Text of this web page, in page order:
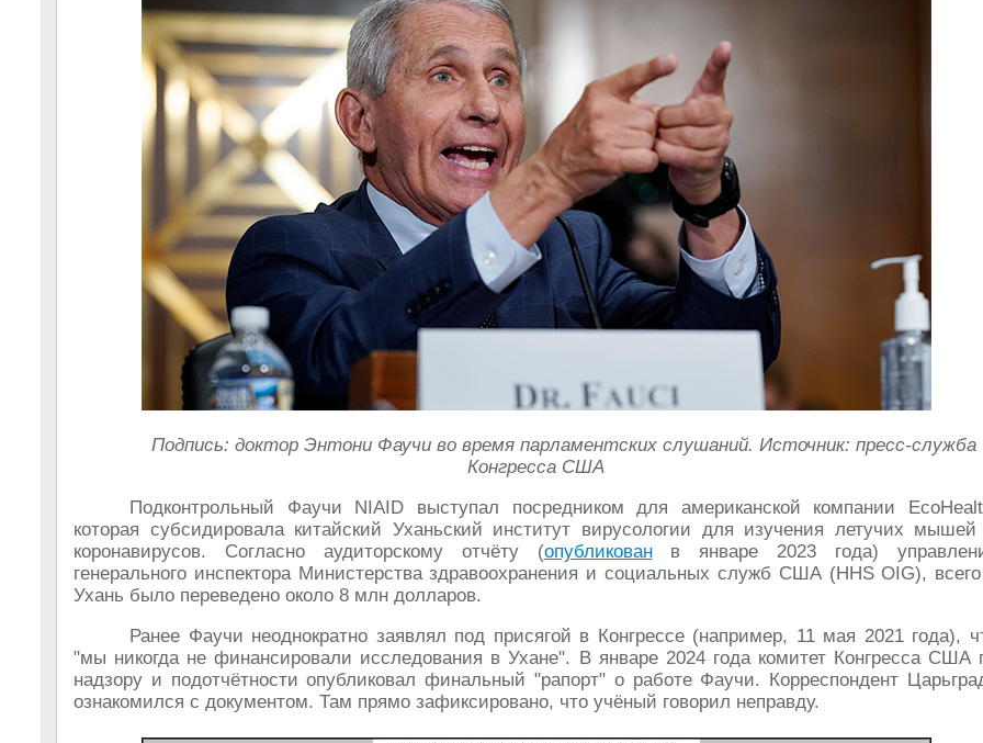
Подпись: доктор Энтони Фаучи во время парламентских слушаний. Источник: пресс-служба
Конгресса США
Подконтрольный Фаучи NIAID выступал посредником для американской компании
которая субсидировала китайский Уханьский институт вирусологии для изучения летучих
коронавирусов. Согласно аудиторскому отчёту (опубликованв январе 2023 года)
генерального инспектора Министерства здравоохранения и социальных служб США (HHS OIG),
Ухань было переведено около 8 млн долларов.
Ранее Фаучи неоднократно заявлял под присягой в Конгрессе (например, 11 мая 2021 года),
"мы никогда не финансировали исследования в Ухане". В январе 2024 года комитет Конгресса США
надзору и подотчётности опубликовал финальный "рапорт" о работе Фаучи. Корреспондент
ознакомился с документом. Там прямо зафиксировано, что учёный говорил неправду.